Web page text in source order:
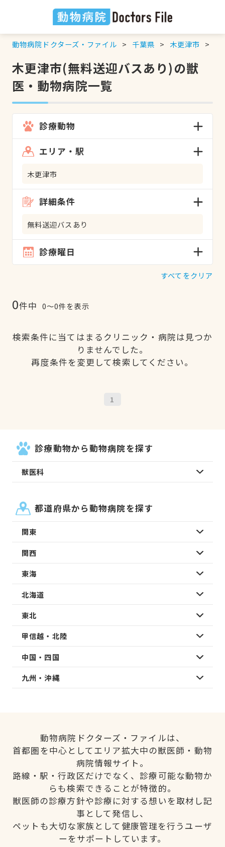
動物病院ドクターズ・ファイル 千葉県 木更津市
木更津市(無料送迎バスあり)の獣
医・動物病院一覧
診療動物
エリア・駅
木更津市
詳細条件
無料送迎バスあり
診療曜日
すべてをクリア
0件中 0〜0件を表示
検索条件に当てはまるクリニック・病院は見つか
りませんでした。
再度条件を変更して検索してください。
1
診療動物から動物病院を探す
獣医科
都道府県から動物病院を探す
関東
関西
東海
北海道
東北
甲信越・北陸
中国・四国
九州・沖縄
動物病院ドクターズ・ファイルは、
首都圏を中心としてエリア拡大中の獣医師・動物
病院情報サイト。
路線・駅・行政区だけでなく、診療可能な動物か
らも検索できることが特徴的。
獣医師の診療方針や診療に対する想いを取材し記
事として発信し、
ペットも大切な家族として健康管理を行うユーザ
ーをサポートしています。